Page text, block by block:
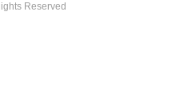
Reserved